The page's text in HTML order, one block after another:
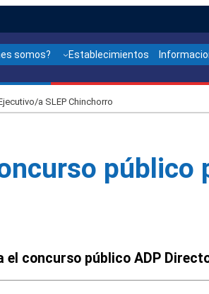
somos? Establecimientos
a SLEP Chinchorro
público
concurso público ADP